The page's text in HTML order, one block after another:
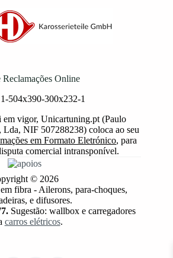
Online
em vigor, Unicartuning.pt (Paulo
Lda, NIF 507288238) coloca ao seu
em Formato Eletrónico, para
comercial intransponível.
© 2026
fibra - Ailerons, para-choques,
e difusores.
Sugestão: wallbox e carregadores
carros elétricos.